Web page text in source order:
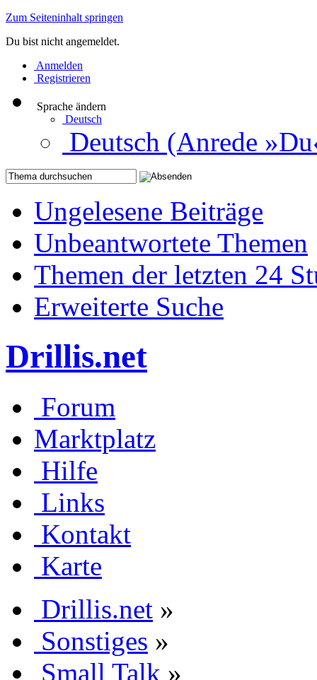
Zum Seiteninhalt springen
Du bist nicht angemeldet.
Anmelden
Registrieren
Sprache ändern
Deutsch
Deutsch (Anrede
Ungelesene Beiträge
Unbeantwortete Themen
Themen der letzten 24
Erweiterte Suche
Drillis.net
Forum
Marktplatz
Hilfe
Links
Kontakt
Karte
Drillis.net »
Sonstiges »
Small Talk »